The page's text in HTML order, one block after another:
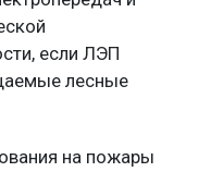
если ЛЭП
лесные
на пожары